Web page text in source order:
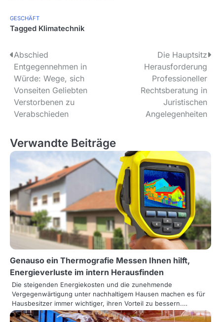
GESCHÄFT
Tagged Klimatechnik
P
o
s
a
g
a
t
i
o
n
Abschied
Entgegennehmen in
Würde: Wege, sich
Vonseiten Geliebten
Verstorbenen zu
Verabschieden
Die Hauptsitz
Herausforderung
Professioneller
Rechtsberatung in
Juristischen
Angelegenheiten
Verwandte Beiträge
Genauso ein Thermografie Messen Ihnen hilft,
Energieverluste im intern Herausfinden
Die steigenden Energiekosten und die zunehmende
Vergegenwärtigung unter nachhaltigem Hausen machen es für
Hausbesitzer immer wichtiger, ihren Vorteil zu bessern.…